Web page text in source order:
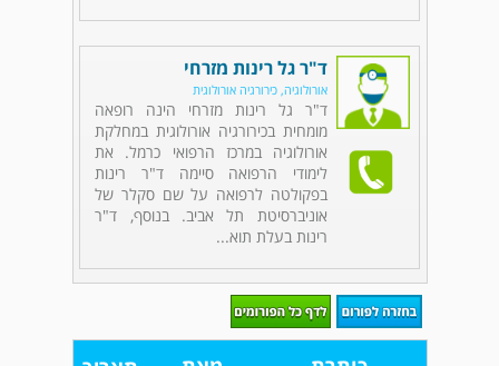
ד"ר גל רינות מזרחי
אורולוגיה, כירורגיה אורולוגית
ד"ר גל רינות מזרחי הינה רופאה
מומחית בכירורגיה אורולוגית במחלקת
אורולוגיה במרכז הרפואי כרמל. את
לימודי הרפואה סיימה ד"ר רינות
בפקולטה לרפואה על שם סקלר של
אוניברסיטת תל אביב. בנוסף, ד"ר
רינות בעלת תוא...